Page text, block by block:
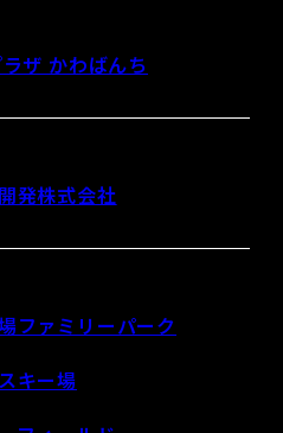
ザ かわばんち
発株式会社
ファミリーパーク
キー場